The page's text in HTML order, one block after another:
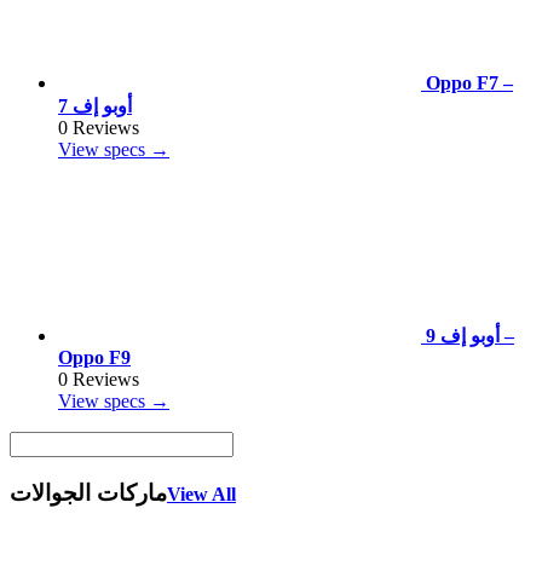
Oppo F7 –
أوبو إف 7
0 Reviews
View specs →
أوبو إف 9 –
Oppo F9
0 Reviews
View specs →
ماركات الجوالاتView All